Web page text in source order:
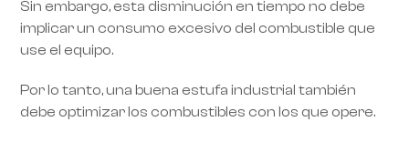
Sin embargo, esta disminución en tiempo no debe
implicar un consumo excesivo del combustible que
use el equipo.
Por lo tanto, una buena estufa industrial también
debe optimizar los combustibles con los que opere.